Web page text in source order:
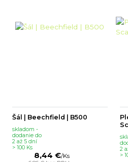
Šál | Beechfield | B500
8,44 €/Ks
skladom -
dodanie do
2 až 5 dní
> 100 Ks
2
>